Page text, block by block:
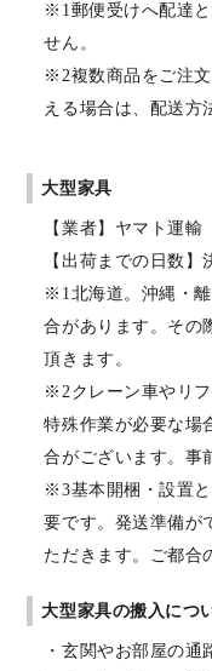
※1郵便受けへ配達
せん。
※2複数商品をご注
える場合は、配送方
大型家具
【業者】ヤマト運輸
【出荷までの日数】
※1北海道。沖縄・
合があります。その
頂きます。
※2クレーン車やリ
特殊作業が必要な場
合がございます。事
※3基本開梱・設置
要です。発送準備が
ただきます。ご都合
大型家具の搬入につ
・玄関やお部屋の